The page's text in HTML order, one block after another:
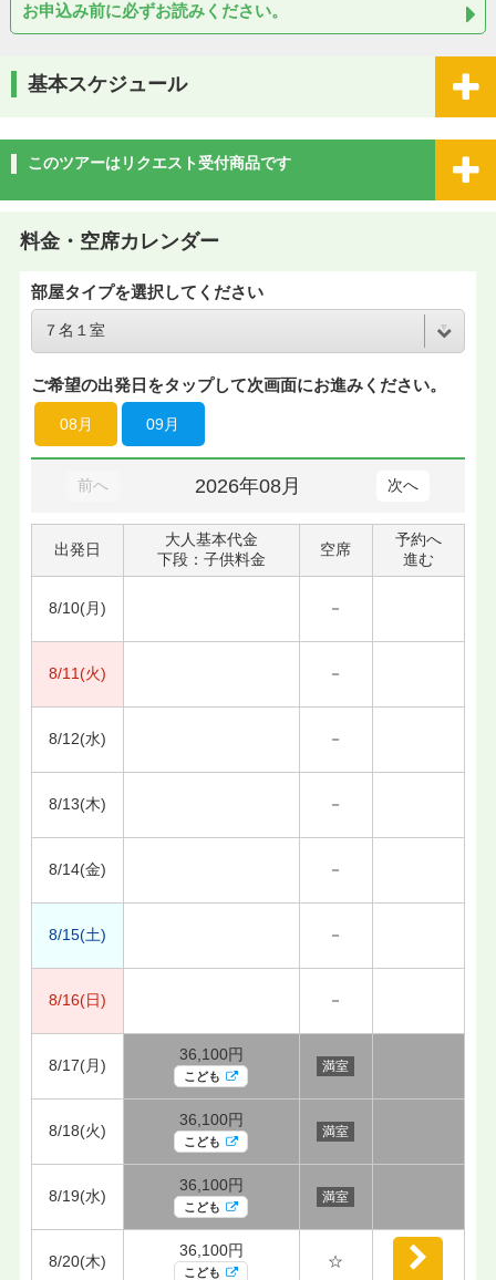
お申込み前に必ずお読みください。
基本スケジュール
このツアーはリクエスト受付商品です
料金・空席カレンダー
部屋タイプを選択してください
ご希望の出発日をタップして次画面にお進みください。
08月 09月
前へ 2026年08月 次へ
出発日
大人基本代金
下段：子供料金
空席
予約へ
進む
8/10(月) －
8/11(火) －
8/12(水) －
8/13(木) －
8/14(金) －
8/15(土) －
8/16(日) －
8/17(月)
36,100円
こども
満室
8/18(火)
36,100円
こども
満室
8/19(水)
36,100円
こども
満室
8/20(木)
36,100円
こども
☆